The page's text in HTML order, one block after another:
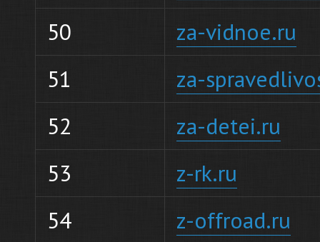
50
za-vidnoe.ru
51
za-
52
za-detei.ru
53
z-rk.ru
54
z-offroad.ru